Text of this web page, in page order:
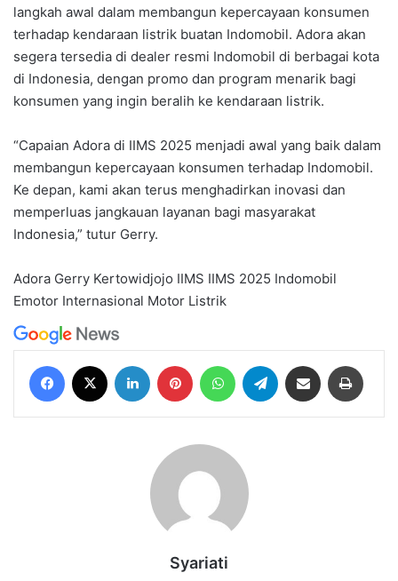
langkah awal dalam membangun kepercayaan konsumen
terhadap kendaraan listrik buatan Indomobil. Adora akan
segera tersedia di dealer resmi Indomobil di berbagai kota
di Indonesia, dengan promo dan program menarik bagi
konsumen yang ingin beralih ke kendaraan listrik.
“Capaian Adora di IIMS 2025 menjadi awal yang baik dalam
membangun kepercayaan konsumen terhadap Indomobil.
Ke depan, kami akan terus menghadirkan inovasi dan
memperluas jangkauan layanan bagi masyarakat
Indonesia,” tutur Gerry.
Adora Gerry Kertowidjojo IIMS IIMS 2025 Indomobil
Emotor Internasional Motor Listrik
Facebook LinkedIn Pinterest WhatsAppTelegram Share via Email
Syariati